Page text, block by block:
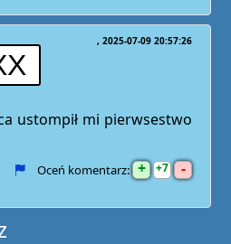
2025-07-09 20:57:26
ustompił mi pierwsestwo
Oceń komentarz: + 7 -